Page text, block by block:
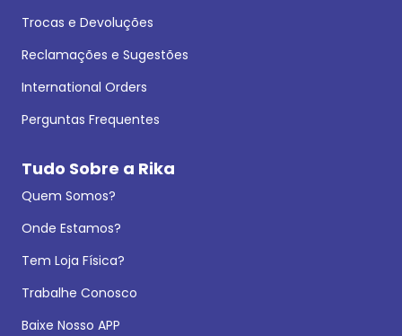
Trocas e Devoluções
Reclamações e Sugestões
International Orders
Perguntas Frequentes
Tudo Sobre a Rika
Quem Somos?
Onde Estamos?
Tem Loja Física?
Trabalhe Conosco
Baixe Nosso APP